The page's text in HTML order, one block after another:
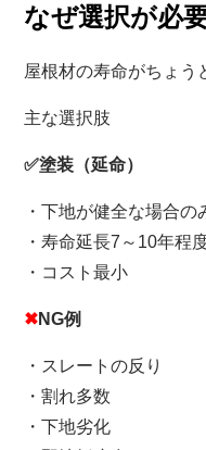
なぜ選択が必
屋根材の寿命がちょう
主な選択肢
✅塗装（延命）
・下地が健全な場合の
・寿命延長7～10年程
・コスト最小
✖NG例
・スレートの反り
・割れ多数
・下地劣化